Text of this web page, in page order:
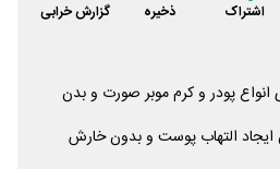
اشتراک ذخیره گزارش خرابی
انواع پودر و کرم موبر صورت و بدن
ایجاد التهاب پوست و بدون خارش